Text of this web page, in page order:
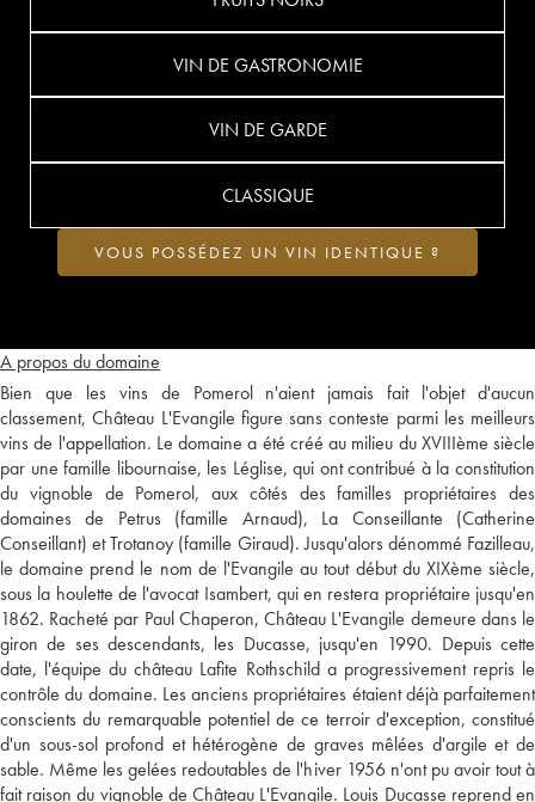
A propos du domaine
Bien que les vins de Pomerol n'aient jamais fait l'objet d'aucun
classement, Château L'Evangile figure sans conteste parmi les meilleurs
vins de l'appellation. Le domaine a été créé au milieu du XVIIIème siècle
par une famille libournaise, les Léglise, qui ont contribué à la constitution
du vignoble de Pomerol, aux côtés des familles propriétaires des
domaines de Petrus (famille Arnaud), La Conseillante (Catherine
Conseillant) et Trotanoy (famille Giraud). Jusqu'alors dénommé Fazilleau,
le domaine prend le nom de l'Evangile au tout début du XIXème siècle,
sous la houlette de l'avocat Isambert, qui en restera propriétaire jusqu'en
1862. Racheté par Paul Chaperon, Château L'Evangile demeure dans le
giron de ses descendants, les Ducasse, jusqu'en 1990. Depuis cette
date, l'équipe du château Lafite Rothschild a progressivement repris le
contrôle du domaine. Les anciens propriétaires étaient déjà parfaitement
conscients du remarquable potentiel de ce terroir d'exception, constitué
d'un sous-sol profond et hétérogène de graves mêlées d'argile et de
sable. Même les gelées redoutables de l'hiver 1956 n'ont pu avoir tout à
fait raison du vignoble de Château L'Evangile. Louis Ducasse reprend en
VIN DE GASTRONOMIE
VIN DE GARDE
CLASSIQUE
VOUS POSSÉDEZ UN VIN IDENTIQUE ?